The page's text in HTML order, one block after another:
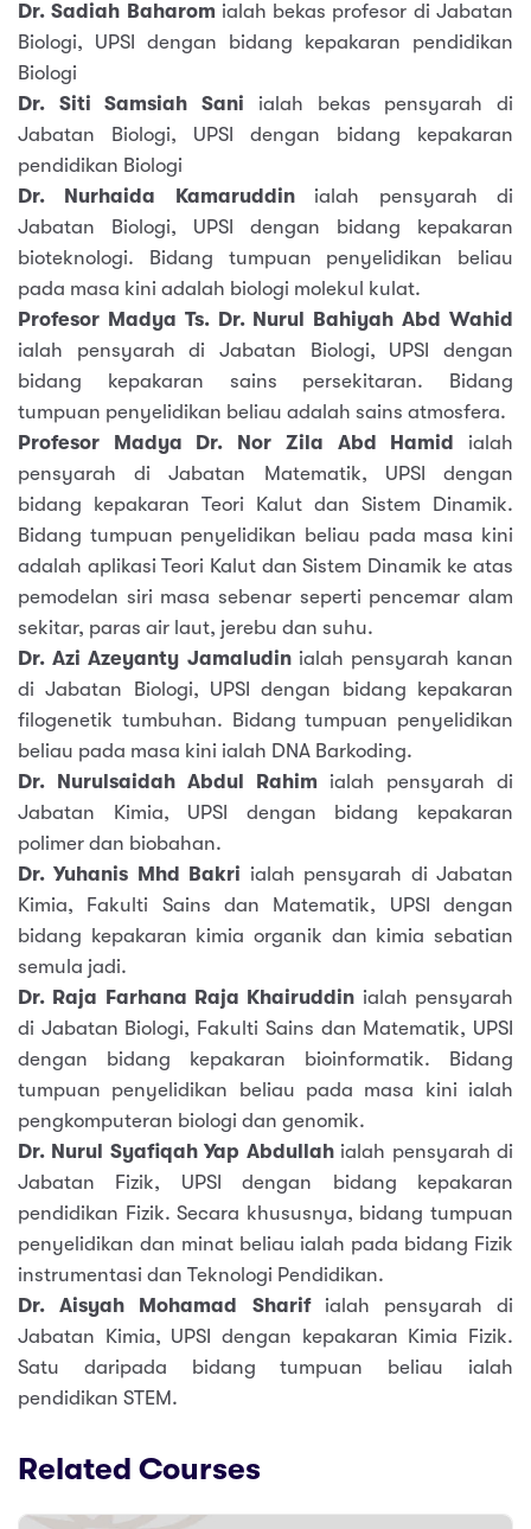
Dr. Sadiah Baharom ialah bekas profesor di Jabatan
Biologi, UPSI dengan bidang kepakaran pendidikan
Biologi
Dr. Siti Samsiah Sani ialah bekas pensyarah di
Jabatan Biologi, UPSI dengan bidang kepakaran
pendidikan Biologi
Dr. Nurhaida Kamaruddinialah pensyarah di
Jabatan Biologi, UPSI dengan bidang kepakaran
bioteknologi. Bidang tumpuan penyelidikan beliau
pada masa kini adalah biologi molekul kulat.
Profesor Madya Ts. Dr. Nurul Bahiyah Abd Wahid
ialah pensyarah di Jabatan Biologi, UPSI dengan
bidang kepakaran sains persekitaran. Bidang
tumpuan penyelidikan beliau adalah sains atmosfera.
Profesor Madya Dr. Nor Zila Abd Hamid ialah
pensyarah di Jabatan Matematik, UPSI dengan
bidang kepakaran Teori Kalut dan Sistem Dinamik.
Bidang tumpuan penyelidikan beliau pada masa kini
adalah aplikasi Teori Kalut dan Sistem Dinamik ke atas
pemodelan siri masa sebenar seperti pencemar alam
sekitar, paras air laut, jerebu dan suhu.
Dr. Azi Azeyanty Jamaludinialah pensyarah kanan
di Jabatan Biologi, UPSI dengan bidang kepakaran
filogenetik tumbuhan. Bidang tumpuan penyelidikan
beliau pada masa kini ialah DNA Barkoding.
Dr. Nurulsaidah Abdul Rahim ialah pensyarah di
Jabatan Kimia, UPSI dengan bidang kepakaran
polimer dan biobahan.
Dr. Yuhanis Mhd Bakri ialah pensyarah di Jabatan
Kimia, Fakulti Sains dan Matematik, UPSI dengan
bidang kepakaran kimia organik dan kimia sebatian
semula jadi.
Dr. Raja Farhana Raja Khairuddin ialah pensyarah
di Jabatan Biologi, Fakulti Sains dan Matematik, UPSI
dengan bidang kepakaran bioinformatik. Bidang
tumpuan penyelidikan beliau pada masa kini ialah
pengkomputeran biologi dan genomik.
Dr. Nurul Syafiqah Yap Abdullahialah pensyarah di
Jabatan Fizik, UPSI dengan bidang kepakaran
pendidikan Fizik. Secara khususnya, bidang tumpuan
penyelidikan dan minat beliau ialah pada bidang Fizik
instrumentasi dan Teknologi Pendidikan.
Dr. Aisyah Mohamad Sharifialah pensyarah di
Jabatan Kimia, UPSI dengan kepakaran Kimia Fizik.
Satu daripada bidang tumpuan beliau ialah
pendidikan STEM.
Related Courses